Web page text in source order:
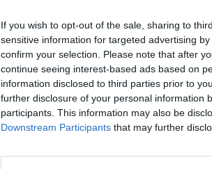
If you wish to opt-out of the sale, sharing to
sensitive information for targeted advertising
confirm your selection. Please note that after
continue seeing interest-based ads based on
information disclosed to third parties prior to
further disclosure of your personal information
participants. This information may also be
Downstream Participants that may further